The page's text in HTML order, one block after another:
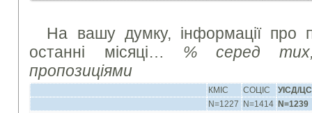
На вашу думку, інформації про
останні місяці… % серед
пропозиціями
КМІС СОЦІС
УІСД/
N=1227
N=1414 N=1239